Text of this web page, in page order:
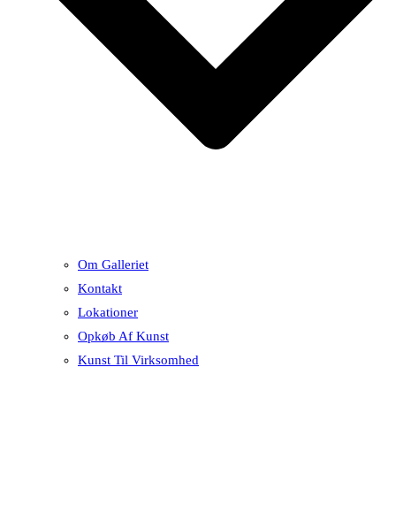
Om Galleriet
Kontakt
Lokationer
Opkøb Af Kunst
Kunst Til Virksomhed